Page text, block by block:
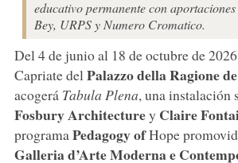
educativo permanente con
Bey, URPS y Numero Cromatico.
Del 4 de junio al 18 de octubre de
Capriate del Palazzo della Ragione
acogerá Tabula Plena, una instalación
FosburyArchitecturey Claire
programa Pedagogy ofHope
Galleria d’Arte Moderna e